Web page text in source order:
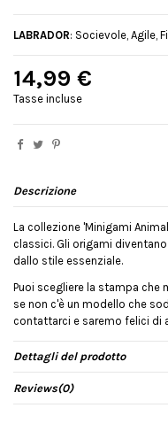
LABRADOR: Socievole, Agile,
14,99 €
Tasse incluse
Descrizione
La collezione 'Minigami
classici. Gli origami
dallo stile essenziale.
Puoi scegliere la stampa che
se non c'è un modello che
contattarci e saremo felici di
Dettagli del prodotto
Reviews(0)